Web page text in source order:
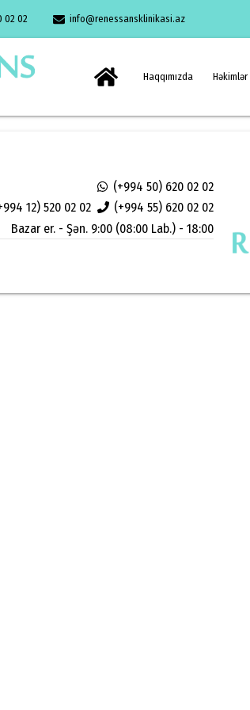
02 02 info@renessansklinikasi.az
Haqqımızda Həkimlər
12) 520 02 02 (+994 55) 620 02 02
(+994 50) 620 02 02
Bazar er. - Şən. 9:00 (08:00 Lab.) - 18:00